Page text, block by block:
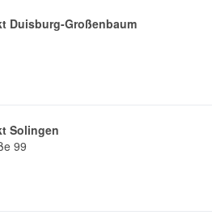
Duisburg-Großenbaum
Solingen
99